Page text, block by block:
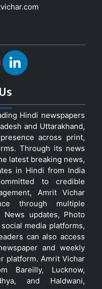
Hindi newspapers
and Uttarakhand,
across print,
Through its news
latest breaking news,
in Hindi from India
to credible
Amrit Vichar
through multiple
News updates, Photo
media platforms,
can also access
and weekly
platform. Amrit Vichar
Bareilly, Lucknow,
and Haldwani,